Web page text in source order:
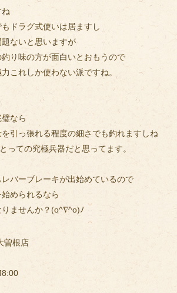
ドラグ式使いは居ますし
ないと思いますが
り味の方が面白いとおもうので
これしか使わない派ですね。
なら
引っ張れる程度の細さでも釣れますしね
っての究極兵器だと思ってます。
バーブレーキが出始めているので
められるなら
ませんか？(o^∇^o)ﾉ
曽根店